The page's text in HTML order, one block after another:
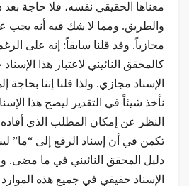
معناها الحقيقي نفسه، فلا حاجة
والطريق. ومما لا شك فيه أنه يجب
مجازياً. وقد قلنا سابقاً: إنه على
كالمحقق النائيني لاعتبار هذا الإسناد
الإسناد مجازي. ولذا قلنا إننا
نأخذ شيئاً في التقدير ليصح هذا
النظر عن إمكان المطلب الذي
تكمن في أن إسناد الرفع إلى “ما”
دليل المحقق النائيني في ما مضى.
الإسناد حقيقي في جميع هذه